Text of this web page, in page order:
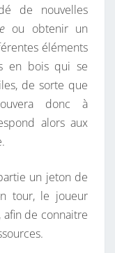
de nouvelles
ou obtenir un
éléments
en bois qui se
de sorte que
donc à
alors aux
un jeton de
tour, le joueur
de connaitre